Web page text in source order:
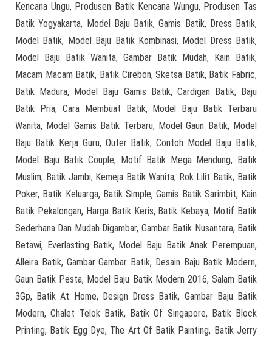
Kencana Ungu, Produsen Batik Kencana Wungu, Produsen Tas
Batik Yogyakarta, Model Baju Batik, Gamis Batik, Dress Batik,
Model Batik, Model Baju Batik Kombinasi, Model Dress Batik,
Model Baju Batik Wanita, Gambar Batik Mudah, Kain Batik,
Macam Macam Batik, Batik Cirebon, Sketsa Batik, Batik Fabric,
Batik Madura, Model Baju Gamis Batik, Cardigan Batik, Baju
Batik Pria, Cara Membuat Batik, Model Baju Batik Terbaru
Wanita, Model Gamis Batik Terbaru, Model Gaun Batik, Model
Baju Batik Kerja Guru, Outer Batik, Contoh Model Baju Batik,
Model Baju Batik Couple, Motif Batik Mega Mendung, Batik
Muslim, Batik Jambi, Kemeja Batik Wanita, Rok Lilit Batik, Batik
Poker, Batik Keluarga, Batik Simple, Gamis Batik Sarimbit, Kain
Batik Pekalongan, Harga Batik Keris, Batik Kebaya, Motif Batik
Sederhana Dan Mudah Digambar, Gambar Batik Nusantara, Batik
Betawi, Everlasting Batik, Model Baju Batik Anak Perempuan,
Alleira Batik, Gambar Gambar Batik, Desain Baju Batik Modern,
Gaun Batik Pesta, Model Baju Batik Modern 2016, Salam Batik
3Gp, Batik At Home, Design Dress Batik, Gambar Baju Batik
Modern, Chalet Telok Batik, Batik Of Singapore, Batik Block
Printing, Batik Egg Dye, The Art Of Batik Painting, Batik Jerry